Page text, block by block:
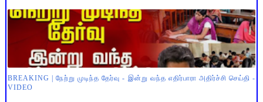
BREAKING | நேற்று முடிந்த தேர்வு - இன்று வந்த எதிர்பாரா அதிர்ச்சி செய்தி -
VIDEO